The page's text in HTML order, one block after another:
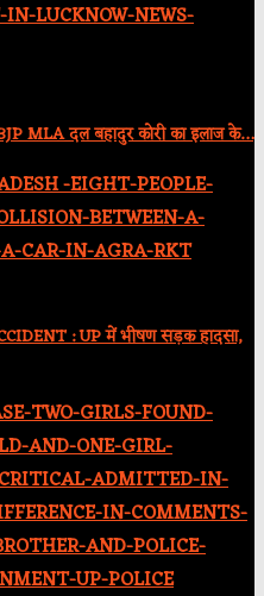
BJP MLA दल बहादुर कोरी का इलाज के…
: UP में भीषण सड़क हादसा,